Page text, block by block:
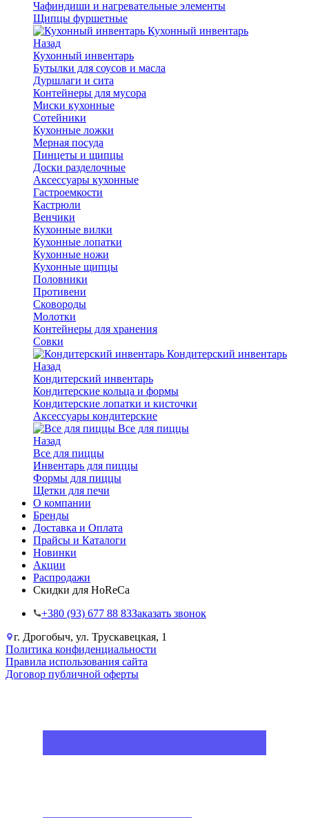
Чафиндиши и нагревательные элементы
Щипцы фуршетные
Кухонный инвентарь
Назад
Кухонный инвентарь
Бутылки для соусов и масла
Дуршлаги и сита
Контейнеры для мусора
Миски кухонные
Сотейники
Кухонные ложки
Мерная посуда
Пинцеты и щипцы
Доски разделочные
Аксессуары кухонные
Гастроемкости
Кастрюли
Венчики
Кухонные вилки
Кухонные лопатки
Кухонные ножи
Кухонные щипцы
Половники
Противени
Сковороды
Молотки
Контейнеры для хранения
Совки
Кондитерский инвентарь
Назад
Кондитерский инвентарь
Кондитерские кольца и формы
Кондитерские лопатки и кисточки
Аксессуары кондитерские
Все для пиццы
Назад
Все для пиццы
Инвентарь для пиццы
Формы для пиццы
Щетки для печи
О компании
Бренды
Доставка и Оплата
Прайсы и Каталоги
Новинки
Акции
Распродажи
Скидки для HoReCa
+38‎0 (93) 677 88 83Заказать звонок
г. Дрогобыч, ул. Трускавецкая, 1
Политика конфиденциальности
Правила использования сайта
Договор публичной оферты